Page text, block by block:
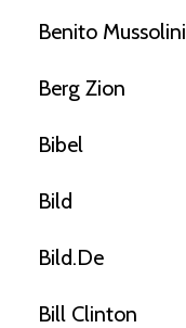
Benito Mussolini
Berg Zion
Bibel
Bild
Bild.de
Bill Clinton